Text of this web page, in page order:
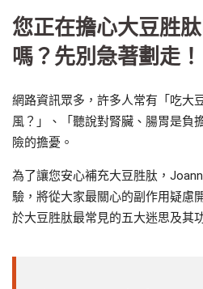
您正在擔心大豆胜
嗎？先別急著劃走！
網路資訊眾多，許多人常有「吃大
風？」、「聽說對腎臟、腸胃是負
險的擔憂。
為了讓您安心補充大豆胜肽，
驗，將從大家最關心的副作用疑慮
於大豆胜肽最常見的五大迷思及其